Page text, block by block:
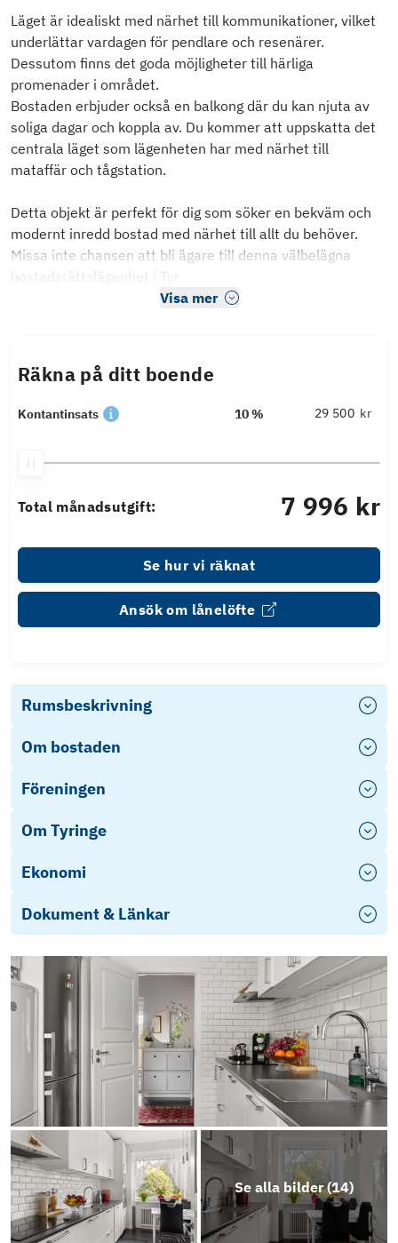
Läget är idealiskt med närhet till kommunikationer, vilket
underlättar vardagen för pendlare och resenärer.
Dessutom finns det goda möjligheter till härliga
promenader i området.
Bostaden erbjuder också en balkong där du kan njuta av
soliga dagar och koppla av. Du kommer att uppskatta det
centrala läget som lägenheten har med närhet till
mataffär och tågstation.
Detta objekt är perfekt för dig som söker en bekväm och
modernt inredd bostad med närhet till allt du behöver.
Missa inte chansen att bli ägare till denna välbelägna
bostadsrättslägenhet i Tyr
Visa mer
Räkna på ditt boende
Kontantinsats 10 % kr
Total månadsutgift: 7 996 kr
Se hur vi räknat
Ansök om lånelöfte
Rumsbeskrivning
Om bostaden
Föreningen
Om Tyringe
Ekonomi
Dokument & Länkar
Stadgar 2020
Energideklaration 2018
Årsredovisning 2023
Objektsbeskrivning
Se alla bilder (14)